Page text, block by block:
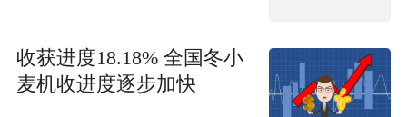
收获进度18.18% 全国冬小
麦机收进度逐步加快